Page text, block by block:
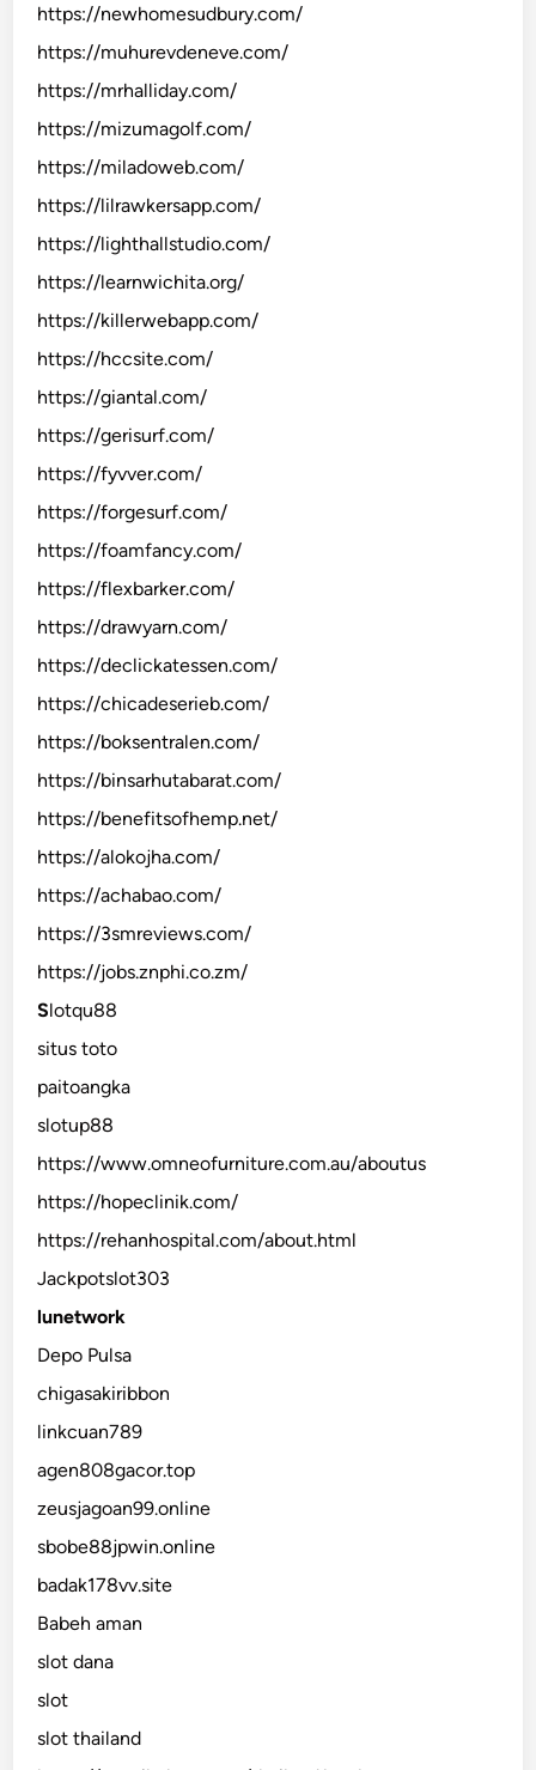
https://newhomesudbury.com/
https://muhurevdeneve.com/
https://mrhalliday.com/
https://mizumagolf.com/
https://miladoweb.com/
https://lilrawkersapp.com/
https://lighthallstudio.com/
https://learnwichita.org/
https://killerwebapp.com/
https://hccsite.com/
https://giantal.com/
https://gerisurf.com/
https://fyvver.com/
https://forgesurf.com/
https://foamfancy.com/
https://flexbarker.com/
https://drawyarn.com/
https://declickatessen.com/
https://chicadeserieb.com/
https://boksentralen.com/
https://binsarhutabarat.com/
https://benefitsofhemp.net/
https://alokojha.com/
https://achabao.com/
https://3smreviews.com/
https://jobs.znphi.co.zm/
Slotqu88
situs toto
paitoangka
slotup88
https://www.omneofurniture.com.au/aboutus
https://hopeclinik.com/
https://rehanhospital.com/about.html
Jackpotslot303
lunetwork
Depo Pulsa
chigasakiribbon
linkcuan789
agen808gacor.top
zeusjagoan99.online
sbobe88jpwin.online
badak178vv.site
Babeh aman
slot dana
slot
slot thailand